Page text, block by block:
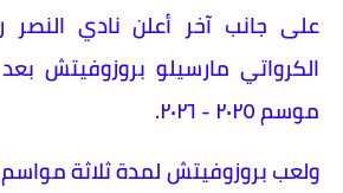
على جانب آخر أعلن نادي
الكرواتي مارسيلو بروزوفيتش
موسم ٢٠٢٥ - ٢٠٢٦.
ولعب بروزوفيتش لمدة ثلاثة